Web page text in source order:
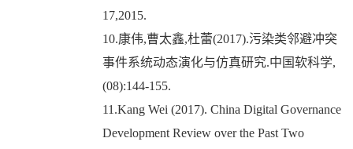
17,2015.
10.康伟,曹太鑫,杜蕾(2017).污染类邻避冲突
事件系统动态演化与仿真研究.中国软科学,
(08):144-155.
11.Kang Wei (2017). China Digital Governance
Development Review over the Past Two